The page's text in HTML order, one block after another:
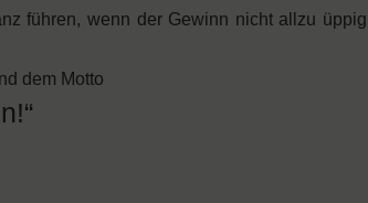
führen, wenn der Gewinn nicht allzu üppig
dem Motto